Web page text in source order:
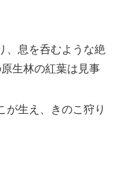
、息を呑むような絶
生林の紅葉は見事
が生え、きのこ狩り